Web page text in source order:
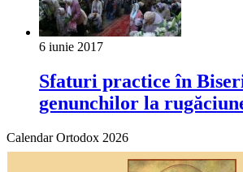
6 iunie 2017
Sfaturi practice în
genunchilor la
Calendar Ortodox 2026